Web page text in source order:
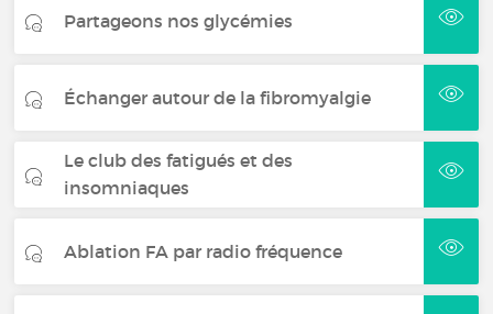
Partageons nos glycémies
Échanger autour de la fibromyalgie
Le club des fatigués et des
insomniaques
Ablation FA par radio fréquence